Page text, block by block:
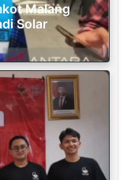
Malang
Solar